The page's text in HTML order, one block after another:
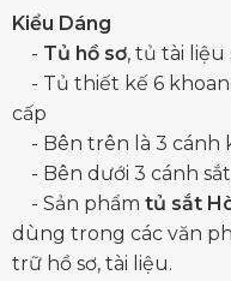
Kiểu Dáng
- Tủ hồ sơ, tủ tài liệu
- Tủ thiết kế 6
cấp
- Bên trên là 3 cánh
- Bên dưới 3 cánh
- Sản phẩm tủ sắt
dùng trong các văn
trữ hồ sơ, tài liệu.